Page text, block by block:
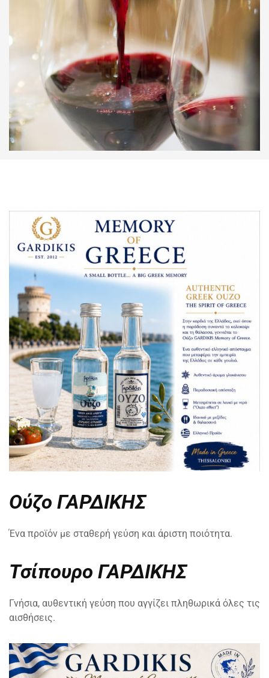
Ούζο ΓΑΡΔΙΚΗΣ
Ένα προϊόν με σταθερή γεύση και άριστη ποιότητα.
Τσίπουρο ΓΑΡΔΙΚΗΣ
Γνήσια, αυθεντική γεύση που αγγίζει πληθωρικά όλες τις
αισθήσεις.